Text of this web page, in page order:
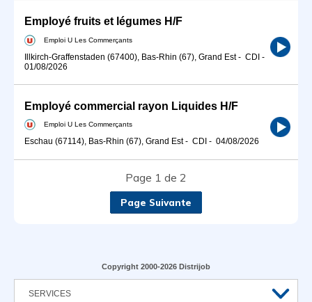
Employé fruits et légumes H/F
Emploi U Les Commerçants
Illkirch-Graffenstaden (67400), Bas-Rhin (67), Grand Est- CDI -
01/08/2026
Employé commercial rayon Liquides H/F
Emploi U Les Commerçants
Eschau (67114), Bas-Rhin (67), Grand Est- CDI - 04/08/2026
Page 1 de 2
Page Suivante
Copyright 2000-2026 Distrijob
SERVICES